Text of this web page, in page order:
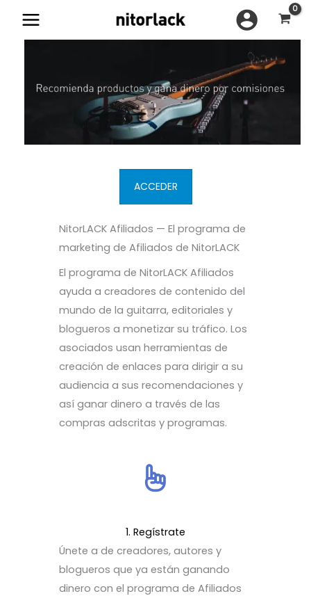
ACCEDER
NitorLACK Afiliados — El programa de
marketing de Afiliados de NitorLACK
El programa de NitorLACK Afiliados
ayuda a creadores de contenido del
mundo de la guitarra, editoriales y
blogueros a monetizar su tráfico. Los
asociados usan herramientas de
creación de enlaces para dirigir a su
audiencia a sus recomendaciones y
así ganar dinero a través de las
compras adscritas y programas.
1. Regístrate
Únete a de creadores, autores y
blogueros que ya están ganando
dinero con el programa de Afiliados